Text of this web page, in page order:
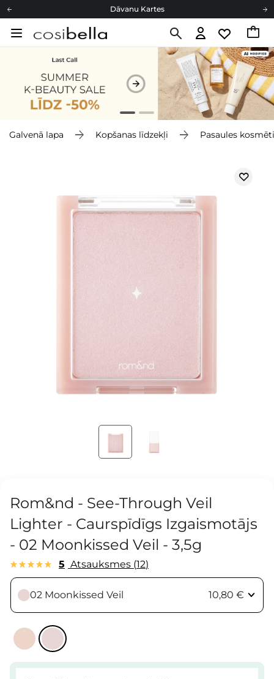
Dāvanu Kartes
Cosibella lojalitātes programma
Galvenā lapa Kopšanas līdzekļi Pasaules
Rom&nd - See-Through Veil
Lighter - Caurspīdīgs Izgaismotājs
- 02 Moonkissed Veil - 3,5g
5 Atsauksmes 12
02 Moonkissed Veil 10,80 €